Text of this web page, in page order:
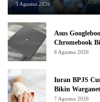
3 Agustus 2026
Asus
Chromebook
6 Agustus 2026
Iuran BPJS
Bikin
7 Agustus 2026